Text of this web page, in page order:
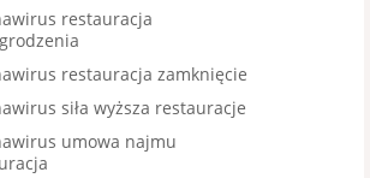
restauracja
restauracja zamknięcie
siła wyższa restauracje
umowa najmu